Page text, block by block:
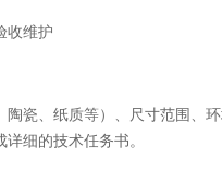
收维护
陶瓷、纸质等）、尺寸范围、
细的技术任务书。